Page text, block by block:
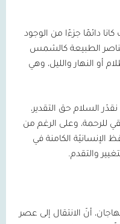
دائمًا جزءًا من الوجود
عناصر الطبيعة كالشمس
أو النهار والليل، وهي
السلام حق التقدير،
للرحمة، وعلى الرغم من
الإنسانيّة الكامنة في
والتقدم.
أنّ الانتقال إلى عصر